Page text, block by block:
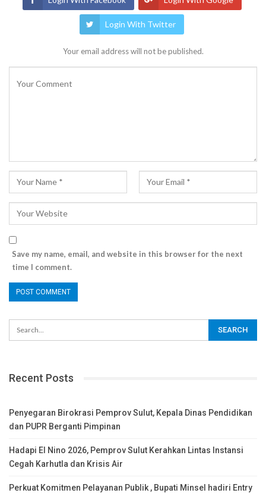
Login With Twitter
Your email address will not be published.
Save my name, email, and website in this browser for the next
time I comment.
Recent Posts
Penyegaran Birokrasi Pemprov Sulut, Kepala Dinas Pendidikan
dan PUPR Berganti Pimpinan
Hadapi El Nino 2026, Pemprov Sulut Kerahkan Lintas Instansi
Cegah Karhutla dan Krisis Air
Perkuat Komitmen Pelayanan Publik , Bupati Minsel hadiri Entry